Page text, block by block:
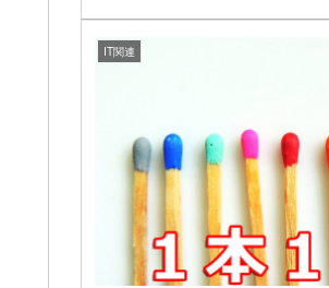
IT関連